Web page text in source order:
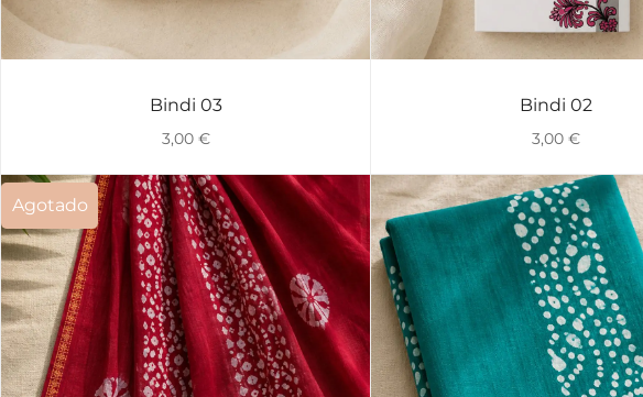
VISTA RÁPIDA
Bindi 03
3,00 €
VISTA RÁPIDA
Bindi 02
3,00 €
Agotado